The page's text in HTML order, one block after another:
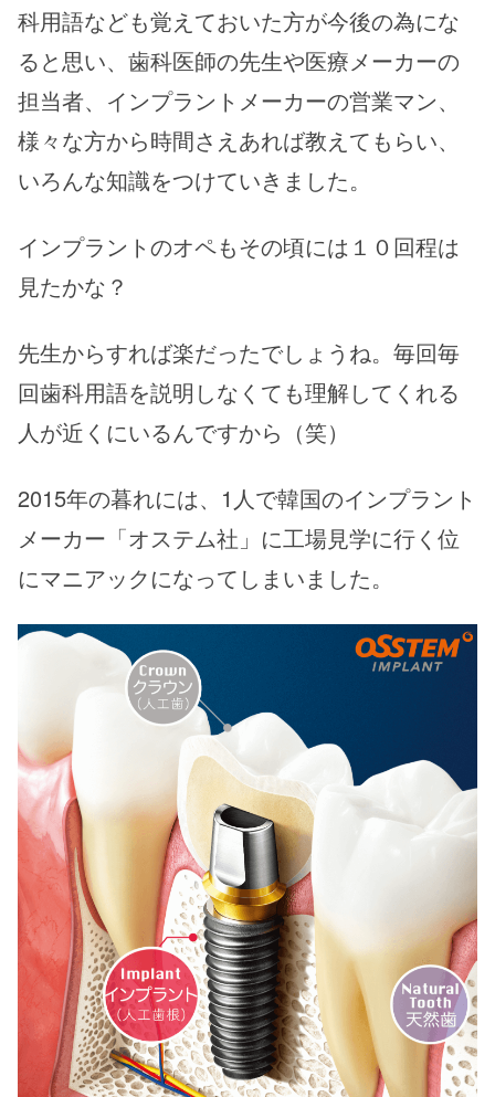
科用語なども覚えておいた方が今後の為にな
ると思い、歯科医師の先生や医療メーカーの
担当者、インプラントメーカーの営業マン、
様々な方から時間さえあれば教えてもらい、
いろんな知識をつけていきました。
インプラントのオペもその頃には１０回程は
見たかな？
先生からすれば楽だったでしょうね。毎回毎
回歯科用語を説明しなくても理解してくれる
人が近くにいるんですから（笑）
2015年の暮れには、1人で韓国のインプラント
メーカー「オステム社」に工場見学に行く位
にマニアックになってしまいました。